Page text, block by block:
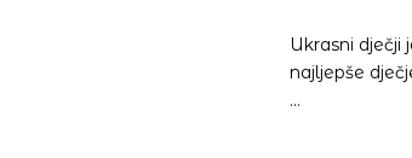
Ukrasni dječji
najljepše
…